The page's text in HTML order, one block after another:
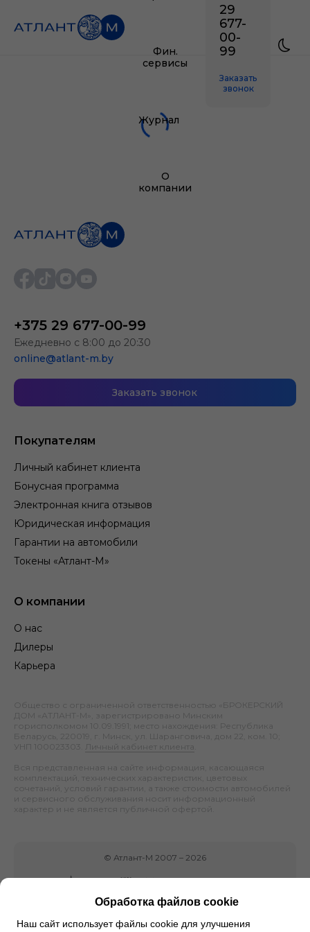
Фин.
сервисы
Журнал
О
компании
29
677-
00-
99
Заказать
звонок
Покупателям
Личный кабинет клиента
Бонусная программа
Электронная книга отзывов
Юридическая информация
Гарантии на автомобили
Токены «Атлант-М»
О компании
О нас
Дилеры
Карьера
+375 29 677-00-99
Ежедневно с 8:00 до 20:30
online@atlant-m.by
Заказать звонок
Общество с ограниченной ответственностью «БРОКЕРСКИЙ
ДОМ «АТЛАНТ-М», зарегистрировано Минским
горисполкомом 10.09.1991; место нахождения: Республика
Беларусь, 220019, г. Минск, ул. Шаранговича, дом 22, ком. 10;
УНП 100023303.
Личный кабинет клиента
Вся представленная на сайте информация, касающаяся
комплектаций, технических характеристик, цветовых
сочетаний, условий гарантии, а также стоимости автомобилей
и сервисного обслуживания носит информационный
характер и не является публичной офертой.
© Атлант-М 2007 – 2026
Обработка файлов cookie
Наш сайт использует файлы cookie для улучшения